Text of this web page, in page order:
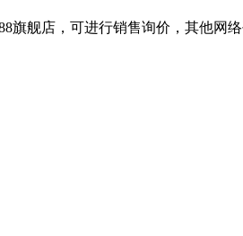
旗舰店，可进行销售询价，其他网